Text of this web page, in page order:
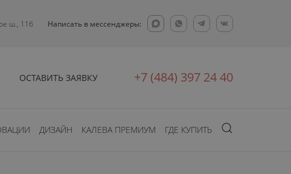
ш., 11б Написать в мессенджеры:
ОСТАВИТЬ ЗАЯВКУ +7 (484) 397 24 40
ДИЗАЙН КАЛЕВА ПРЕМИУМ ГДЕ КУПИТЬ